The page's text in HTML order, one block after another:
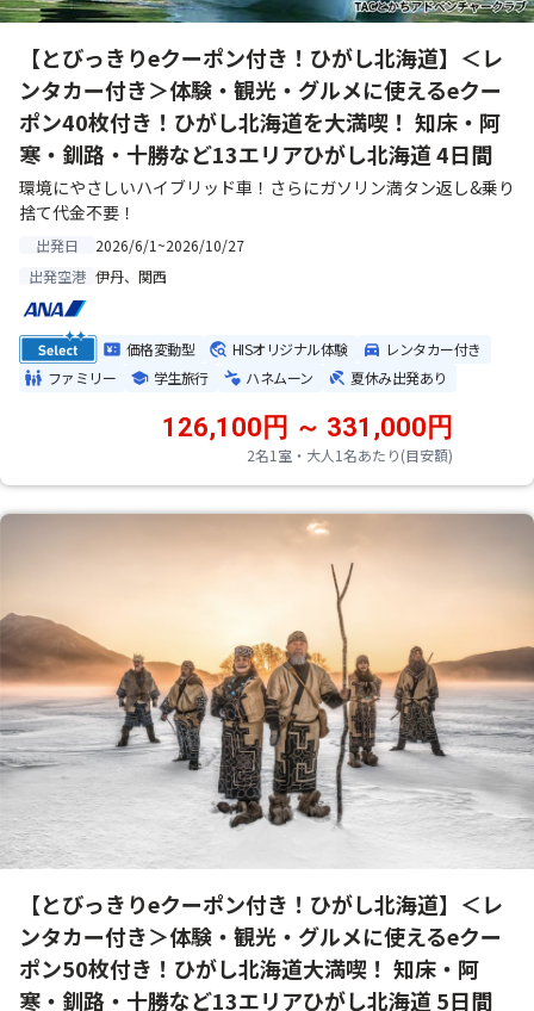
【とびっきりeクーポン付き！ひがし北海道】＜レ
ンタカー付き＞体験・観光・グルメに使えるeクー
ポン40枚付き！ひがし北海道を大満喫！ 知床・阿
寒・釧路・十勝など13エリアひがし北海道 4日間
環境にやさしいハイブリッド車！さらにガソリン満タン返し&乗り
捨て代金不要！
出発日
2026/6/1~2026/10/27
出発空港 伊丹、関西
価格変動型 HISオリジナル体験
レンタカー付き
ファミリー
学生旅行 ハネムーン 夏休み出発あり
2名1室・大人1名あたり(目安額)
126,100円 ～ 331,000円
【とびっきりeクーポン付き！ひがし北海道】＜レ
ンタカー付き＞体験・観光・グルメに使えるeクー
ポン50枚付き！ひがし北海道大満喫！ 知床・阿
寒・釧路・十勝など13エリアひがし北海道 5日間